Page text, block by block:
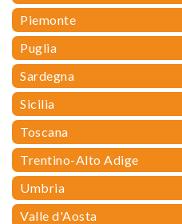
Piemonte
Puglia
Sardegna
Sicilia
Toscana
Trentino-Alto Adige
Umbria
Valle d'Aosta